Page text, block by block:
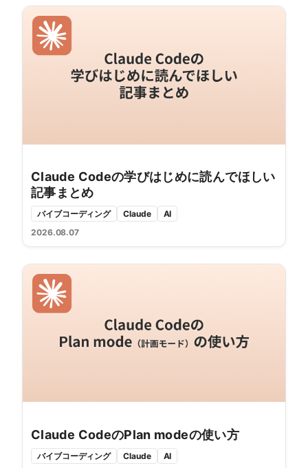
Claude Codeの学びはじめに読んでほしい
記事まとめ
バイブコーディング Claude
AI
2026.08.07
Claude CodeのPlan modeの使い方
バイブコーディング Claude
AI